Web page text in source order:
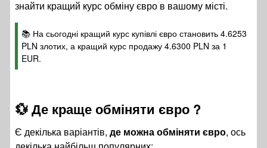
знайти кращий курс обміну євро в вашому місті.
📚 На сьогодні кращий курс купівлі євро становить 4.6253
PLN злотих, а кращий курс продажу 4.6300 PLN за 1
EUR.
💱 Де краще обміняти євро ?
Є декілька варіантів, де можна обміняти євро, ось